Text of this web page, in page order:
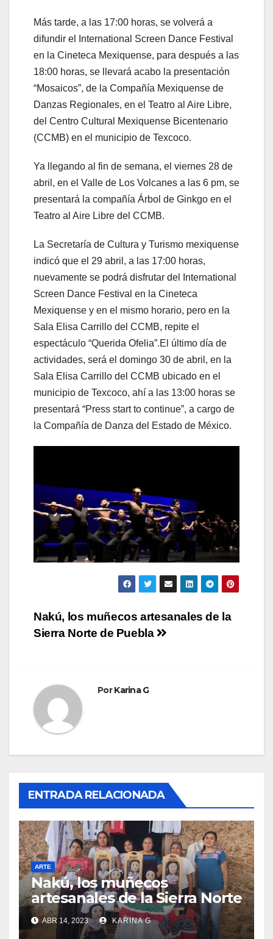
Más tarde, a las 17:00 horas, se volverá a
difundir el International Screen Dance Festival
en la Cineteca Mexiquense, para después a las
18:00 horas, se llevará acabo la presentación
“Mosaicos”, de la Compañía Mexiquense de
Danzas Regionales, en el Teatro al Aire Libre,
del Centro Cultural Mexiquense Bicentenario
(CCMB) en el municipio de Texcoco.
Ya llegando al fin de semana, el viernes 28 de
abril, en el Valle de Los Volcanes a las 6 pm, se
presentará la compañía Árbol de Ginkgo en el
Teatro al Aire Libre del CCMB.
La Secretaría de Cultura y Turismo mexiquense
indicó que el 29 abril, a las 17:00 horas,
nuevamente se podrá disfrutar del International
Screen Dance Festival en la Cineteca
Mexiquense y en el mismo horario, pero en la
Sala Elisa Carrillo del CCMB, repite el
espectáculo “Querida Ofelia”.El último día de
actividades, será el domingo 30 de abril, en la
Sala Elisa Carrillo del CCMB ubicado en el
municipio de Texcoco, ahí a las 13:00 horas se
presentará “Press start to continue”, a cargo de
la Compañía de Danza del Estado de México.
Navegación
Nakú, los muñecos artesanales de la
Sierra Norte de Puebla
PorKarina G
ENTRADA RELACIONADA
ARTE
Nakú, los muñecos
artesanales de la Sierra Norte
de Puebla
ABR 14, 2023 KARINA G